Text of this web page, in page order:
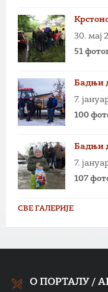
30. мај
51
Бадњи
7.
100
Бадњи
7.
107
СВЕ ГАЛЕРИЈЕ
О ПОРТАЛУ /